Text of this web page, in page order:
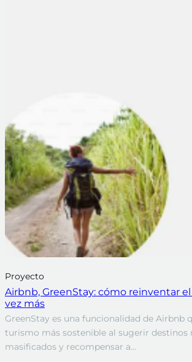
Proyecto
Airbnb, GreenStay: cómo reinventar
vez más
GreenStay es una funcionalidad de Airbnb
turismo más sostenible al sugerir destinos
masificados y recompensar a…